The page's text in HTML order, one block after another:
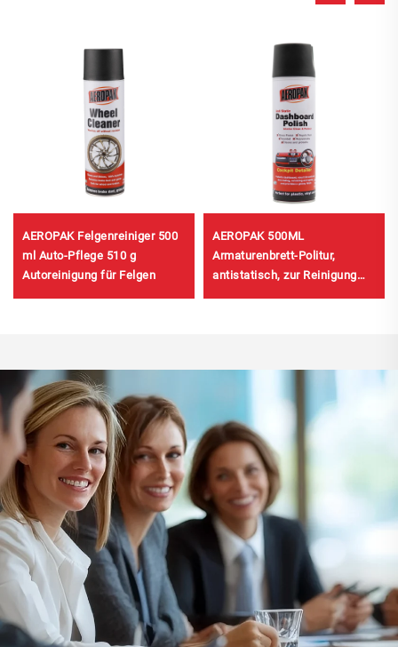
AEROPAK Felgenreiniger 500
ml Auto-Pflege 510 g
Autoreinigung für Felgen
AEROPAK 500ML
Armaturenbrett-Politur,
antistatisch, zur Reinigung